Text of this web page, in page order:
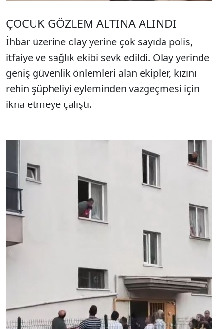
ÇOCUK GÖZLEM ALTINA ALINDI
İhbar üzerine olay yerine çok sayıda polis,
itfaiye ve sağlık ekibi sevk edildi. Olay yerinde
geniş güvenlik önlemleri alan ekipler, kızını
rehin şüpheliyi eyleminden vazgeçmesi için
ikna etmeye çalıştı.